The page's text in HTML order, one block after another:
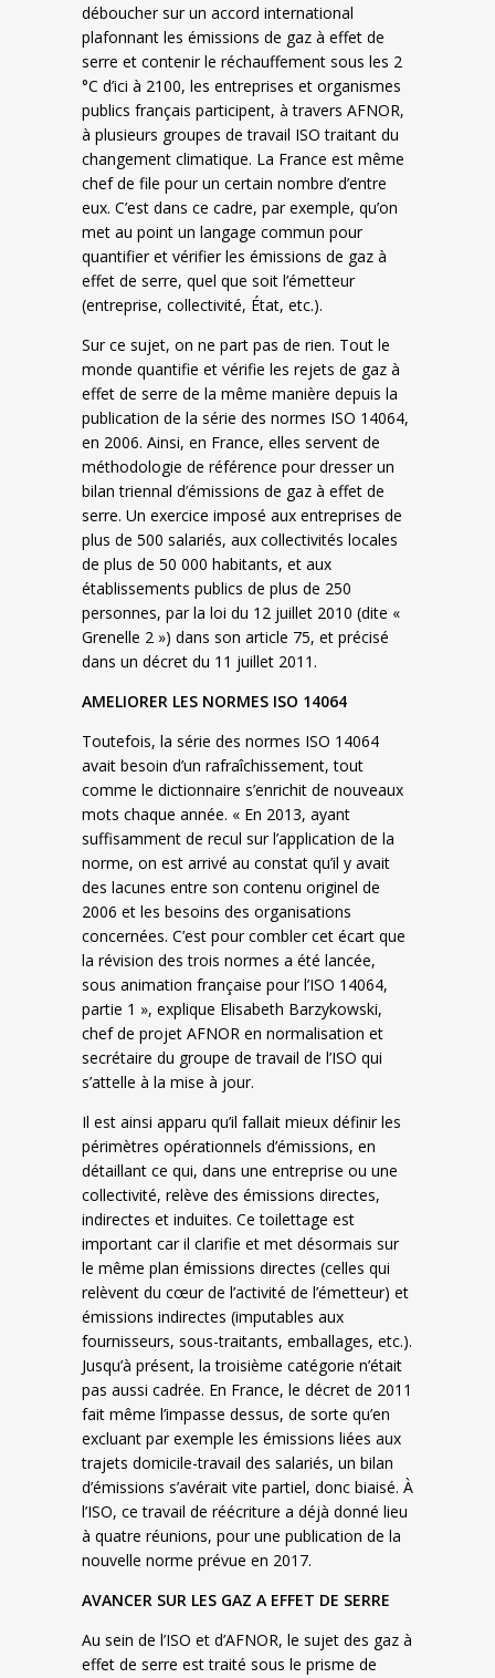
déboucher sur un accord international
plafonnant les émissions de gaz à effet de
serre et contenir le réchauffement sous les 2
°C d’ici à 2100, les entreprises et organismes
publics français participent, à travers AFNOR,
à plusieurs groupes de travail ISO traitant du
changement climatique. La France est même
chef de file pour un certain nombre d’entre
eux. C’est dans ce cadre, par exemple, qu’on
met au point un langage commun pour
quantifier et vérifier les émissions de gaz à
effet de serre, quel que soit l’émetteur
(entreprise, collectivité, État, etc.).
Sur ce sujet, on ne part pas de rien. Tout le
monde quantifie et vérifie les rejets de gaz à
effet de serre de la même manière depuis la
publication de la série des normes ISO 14064,
en 2006. Ainsi, en France, elles servent de
méthodologie de référence pour dresser un
bilan triennal d’émissions de gaz à effet de
serre. Un exercice imposé aux entreprises de
plus de 500 salariés, aux collectivités locales
de plus de 50 000 habitants, et aux
établissements publics de plus de 250
personnes, par la loi du 12 juillet 2010 (dite «
Grenelle 2 ») dans son article 75, et précisé
dans un décret du 11 juillet 2011.
AMELIORER LES NORMES ISO 14064
Toutefois, la série des normes ISO 14064
avait besoin d’un rafraîchissement, tout
comme le dictionnaire s’enrichit de nouveaux
mots chaque année. « En 2013, ayant
suffisamment de recul sur l’application de la
norme, on est arrivé au constat qu’il y avait
des lacunes entre son contenu originel de
2006 et les besoins des organisations
concernées. C’est pour combler cet écart que
la révision des trois normes a été lancée,
sous animation française pour l’ISO 14064,
partie 1 », explique Elisabeth Barzykowski,
chef de projet AFNOR en normalisation et
secrétaire du groupe de travail de l’ISO qui
s’attelle à la mise à jour.
Il est ainsi apparu qu’il fallait mieux définir les
périmètres opérationnels d’émissions, en
détaillant ce qui, dans une entreprise ou une
collectivité, relève des émissions directes,
indirectes et induites. Ce toilettage est
important car il clarifie et met désormais sur
le même plan émissions directes (celles qui
relèvent du cœur de l’activité de l’émetteur) et
émissions indirectes (imputables aux
fournisseurs, sous-traitants, emballages, etc.).
Jusqu’à présent, la troisième catégorie n’était
pas aussi cadrée. En France, le décret de 2011
fait même l’impasse dessus, de sorte qu’en
excluant par exemple les émissions liées aux
trajets domicile-travail des salariés, un bilan
d’émissions s’avérait vite partiel, donc biaisé. À
l’ISO, ce travail de réécriture a déjà donné lieu
à quatre réunions, pour une publication de la
nouvelle norme prévue en 2017.
AVANCER SUR LES GAZ A EFFET DE SERRE
Au sein de l’ISO et d’AFNOR, le sujet des gaz à
effet de serre est traité sous le prisme de